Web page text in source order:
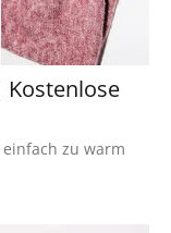
zu warm